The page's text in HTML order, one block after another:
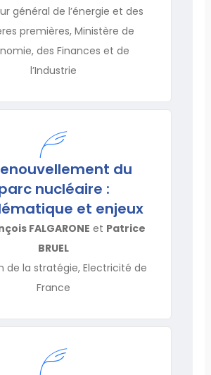
général de l’énergie et des
premières, Ministère de
des Finances et de
l’Industrie
du
nucléaire :
et enjeux
FALGARONE et Patrice
BRUEL
de la stratégie, Electricité de
France